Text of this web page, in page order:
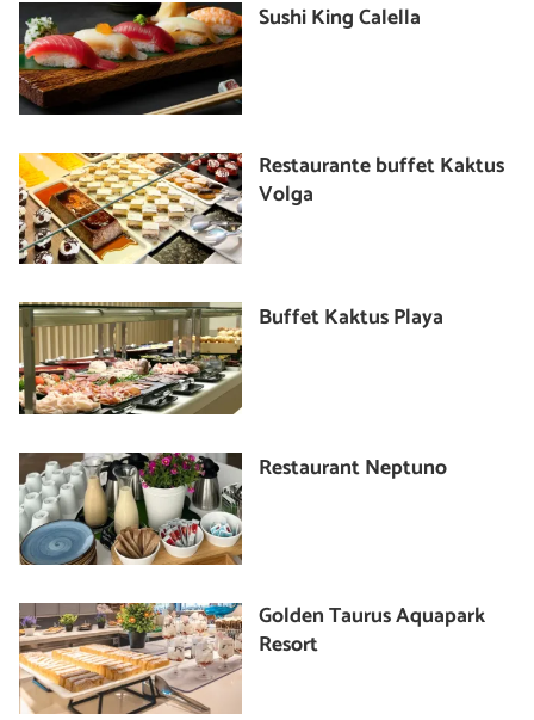
Sushi King Calella
Restaurante buffet Kaktus
Volga
Buffet Kaktus Playa
Restaurant Neptuno
Golden Taurus Aquapark
Resort